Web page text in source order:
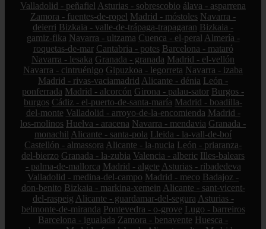
Valladolid - peñafiel Asturias - sobrescobio álava - asparrena
Zamora - fuentes-de-ropel Madrid - móstoles Navarra -
deierri Bizkaia - valle-de-trápaga-trapagaran Bizkaia -
gamiz-fika Navarra - ultzama Cuenca - el-peral Almería -
roquetas-de-mar Cantabria - potes Barcelona - mataró
Navarra - lesaka Granada - granada Madrid - el-vellón
Navarra - cintruénigo Gipuzkoa - legorreta Navarra - izaba
Madrid - rivas-vaciamadrid Alicante - dénia León -
ponferrada Madrid - alcorcón Girona - palau-sator Burgos -
burgos Cádiz - el-puerto-de-santa-maría Madrid - boadilla-
del-monte Valladolid - arroyo-de-la-encomienda Madrid -
los-molinos Huelva - aracena Navarra - mendavia Granada -
monachil Alicante - santa-pola Lleida - la-vall-de-boí
Castellón - almassora Alicante - la-nucia León - priaranza-
del-bierzo Granada - la-zubia Valencia - alberic Illes-balears
- palma-de-mallorca Madrid - algete Asturias - ribadedeva
Valladolid - medina-del-campo Madrid - meco Badajoz -
don-benito Bizkaia - markina-xemein Alicante - sant-vicent-
del-raspeig Alicante - guardamar-del-segura Asturias -
belmonte-de-miranda Pontevedra - o-grove Lugo - barreiros
Barcelona - igualada Zamora - benavente Huesca -